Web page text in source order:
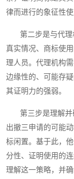
律而进行的象征性使
第二步是与代理
真实情况、商标使
理人员。代理机构
边缘性的、可能存
其证明力的强弱。
第三步是理解并
出撤三申请的可能
标闲置。基于此，
分性、证明使用的
理解这一策略，并